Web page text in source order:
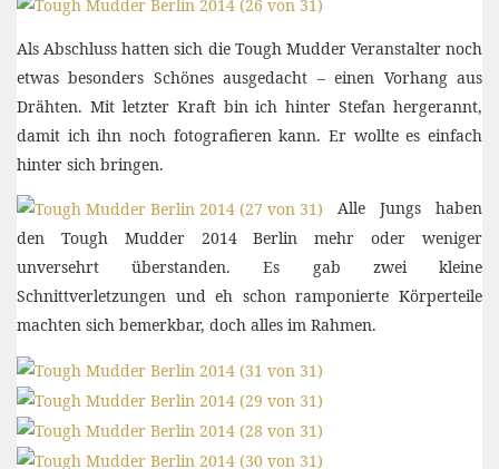
Als Abschluss hatten sich die Tough Mudder Veranstalter noch
etwas besonders Schönes ausgedacht – einen Vorhang aus
Drähten. Mit letzter Kraft bin ich hinter Stefan hergerannt,
damit ich ihn noch fotografieren kann. Er wollte es einfach
hinter sich bringen.
Alle Jungs haben
den Tough Mudder 2014 Berlin mehr oder weniger
unversehrt überstanden. Es gab zwei kleine
Schnittverletzungen und eh schon ramponierte Körperteile
machten sich bemerkbar, doch alles im Rahmen.